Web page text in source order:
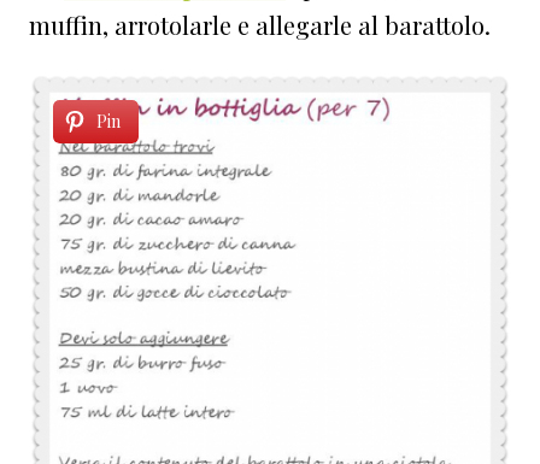
muffin, arrotolarle e allegarle al barattolo.
Pin